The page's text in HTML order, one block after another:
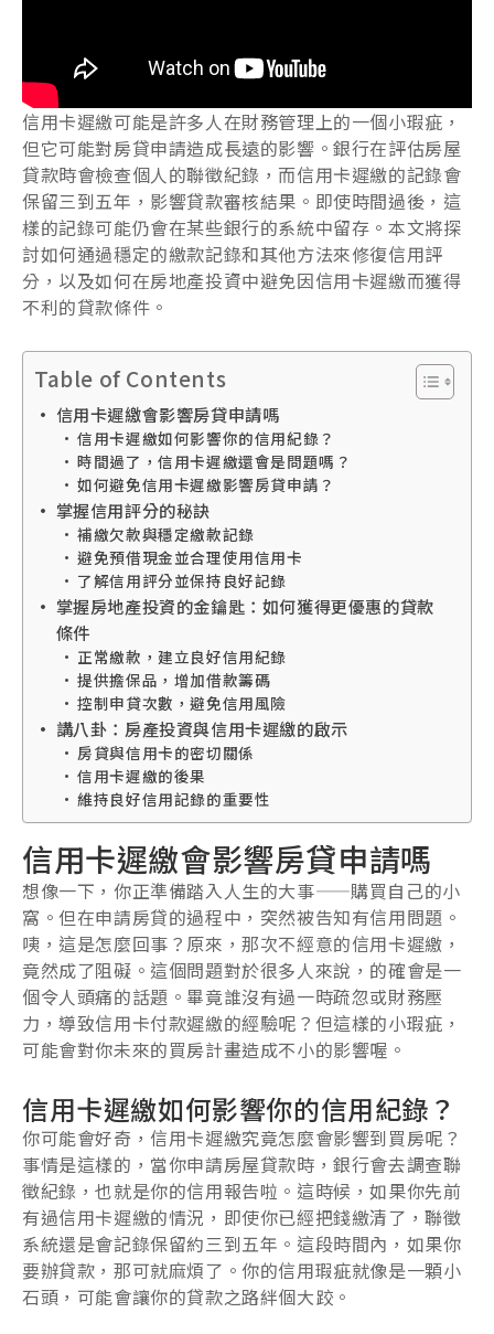
信用卡遲繳可能是許多人在財務管理上的一個小瑕疵，
但它可能對房貸申請造成長遠的影響。銀行在評估房屋
貸款時會檢查個人的聯徵紀錄，而信用卡遲繳的記錄會
保留三到五年，影響貸款審核結果。即使時間過後，這
樣的記錄可能仍會在某些銀行的系統中留存。本文將探
討如何通過穩定的繳款記錄和其他方法來修復信用評
分，以及如何在房地產投資中避免因信用卡遲繳而獲得
不利的貸款條件。
Table of Contents
信用卡遲繳會影響房貸申請嗎
信用卡遲繳如何影響你的信用紀錄？
時間過了，信用卡遲繳還會是問題嗎？
如何避免信用卡遲繳影響房貸申請？
掌握信用評分的秘訣
補繳欠款與穩定繳款記錄
避免預借現金並合理使用信用卡
了解信用評分並保持良好記錄
掌握房地產投資的金鑰匙：如何獲得更優惠的貸款
條件
正常繳款，建立良好信用紀錄
提供擔保品，增加借款籌碼
控制申貸次數，避免信用風險
講八卦：房產投資與信用卡遲繳的啟示
房貸與信用卡的密切關係
信用卡遲繳的後果
維持良好信用記錄的重要性
信用卡遲繳會影響房貸申請嗎
想像一下，你正準備踏入人生的大事——購買自己的小
窩。但在申請房貸的過程中，突然被告知有信用問題。
咦，這是怎麼回事？原來，那次不經意的信用卡遲繳，
竟然成了阻礙。這個問題對於很多人來說，的確會是一
個令人頭痛的話題。畢竟誰沒有過一時疏忽或財務壓
力，導致信用卡付款遲繳的經驗呢？但這樣的小瑕疵，
可能會對你未來的買房計畫造成不小的影響喔。
信用卡遲繳如何影響你的信用紀錄？
你可能會好奇，信用卡遲繳究竟怎麼會影響到買房呢？
事情是這樣的，當你申請房屋貸款時，銀行會去調查聯
徵紀錄，也就是你的信用報告啦。這時候，如果你先前
有過信用卡遲繳的情況，即使你已經把錢繳清了，聯徵
系統還是會記錄保留約三到五年。這段時間內，如果你
要辦貸款，那可就麻煩了。你的信用瑕疵就像是一顆小
石頭，可能會讓你的貸款之路絆個大跤。